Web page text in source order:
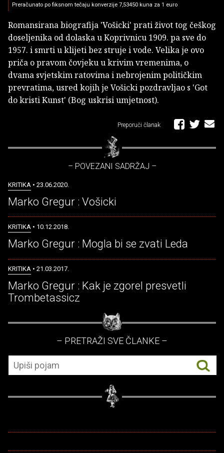
Preračunato po fiksnom tečaju konverzije 7,53450 kuna za 1 euro
Romansirana biografija 'Vošicki' prati život tog češkog
doseljenika od dolaska u Koprivnicu 1909. pa sve do
1957. i smrti u klijeti bez struje i vode. Velika je ovo
priča o pravom čovjeku u krivim vremenima, o
dvama svjetskim ratovima i nebrojenim političkim
prevratima, usred kojih je Vošicki pozdravljao s 'Got
do kristi Kunst' (Bog uskrisi umjetnost).
Preporuči članak
– POVEZANI SADRŽAJ –
KRITIKA • 23.06.2020.
Marko Gregur : Vošicki
KRITIKA • 10.12.2018.
Marko Gregur : Mogla bi se zvati Leda
KRITIKA • 21.03.2017.
Marko Gregur : Kak je zgorel presvetli
Trombetassicz
– PRETRAŽI SVE ČLANKE –